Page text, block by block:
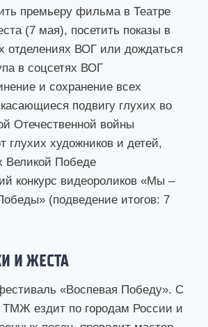
премьеру фильма в Театре
(7 мая), посетить показы в
отделениях ВОГ или дождаться
в соцсетях ВОГ
и сохранение всех
подвигу глухих во
Отечественной войны
глухих художников и детей,
Великой Победе
конкурс видеороликов «Мы –
(подведение итогов: 7
И ЖЕСТА
«Воспевая Победу». С
ездит по городам России и